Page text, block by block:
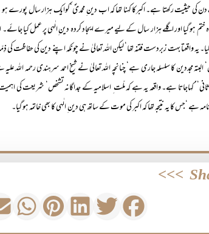
کی حیثیت رکھتا ہے۔ اکبرکا کہنا تھا کہ اب دین ِ محمدیؐ‘کوایک ہزار سال پورے
ختم ہو گیا اور اگلے ہزار سال کے لیے میرے ایجاد کردہ دین ِالٰہی پر عمل کیا
گیا۔ یہ واقعتا بہت زبردست فتنہ تھا‘ لیکن اللہ تعالیٰ نے چونکہ اپنے دین کی
البتہ مجددین کا سلسلہ جاری ہے‘ چنانچہ اللہ تعالیٰ نے شیخ احمد سرہندی رحمہ اللہ
کہاجاتا ہے۔ واقعہ یہ ہے کہ ملّت ِ اسلامیہ کے جداگانہ تشخص‘ شریعت کی
ہے ‘جس کا یہ نتیجہ تھا کہ اکبر کی موت کے ساتھ ہی دین ِ الٰہی کا بھی خاتمہ ہو گیا۔
>>>